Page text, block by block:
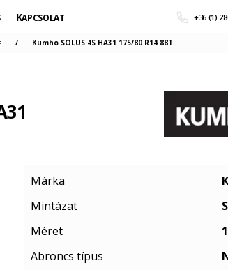
KAPCSOLAT +36 (1)
Kumho SOLUS 4S HA31 175/80 R14 88T
Márka
Mintázat
Méret
Abroncs típus